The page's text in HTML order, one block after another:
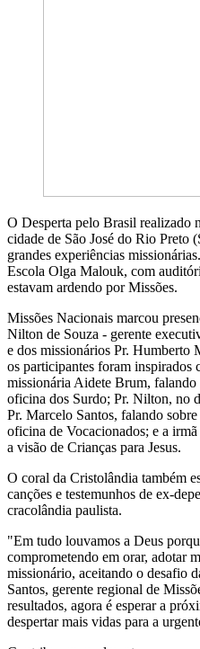
O Desperta pelo Brasil realizado
cidade de São José do Rio Preto
grandes experiências
Escola Olga Malouk, com
estavam ardendo por Missões.
Missões Nacionais marcou
Nilton de Souza - gerente
e dos missionários Pr. Humberto
os participantes foram inspirados
missionária Aidete Brum,
oficina dos Surdo; Pr. Nilton, no
Pr. Marcelo Santos, falando
oficina de Vocacionados; e a
a visão de Crianças para Jesus.
O coral da Cristolândia também
canções e testemunhos de ex-
cracolândia paulista.
"Em tudo louvamos a Deus
comprometendo em orar, adotar
missionário, aceitando o desafio
Santos, gerente regional de
resultados, agora é esperar a
despertar mais vidas para a